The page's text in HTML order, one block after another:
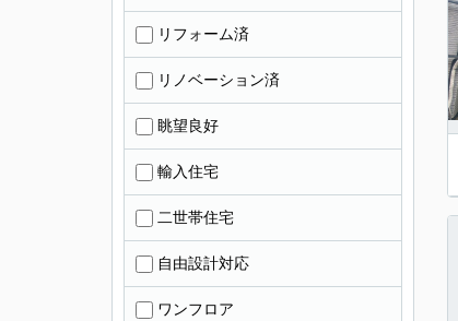
リフォーム済
リノベーション済
眺望良好
輸入住宅
二世帯住宅
自由設計対応
ワンフロア